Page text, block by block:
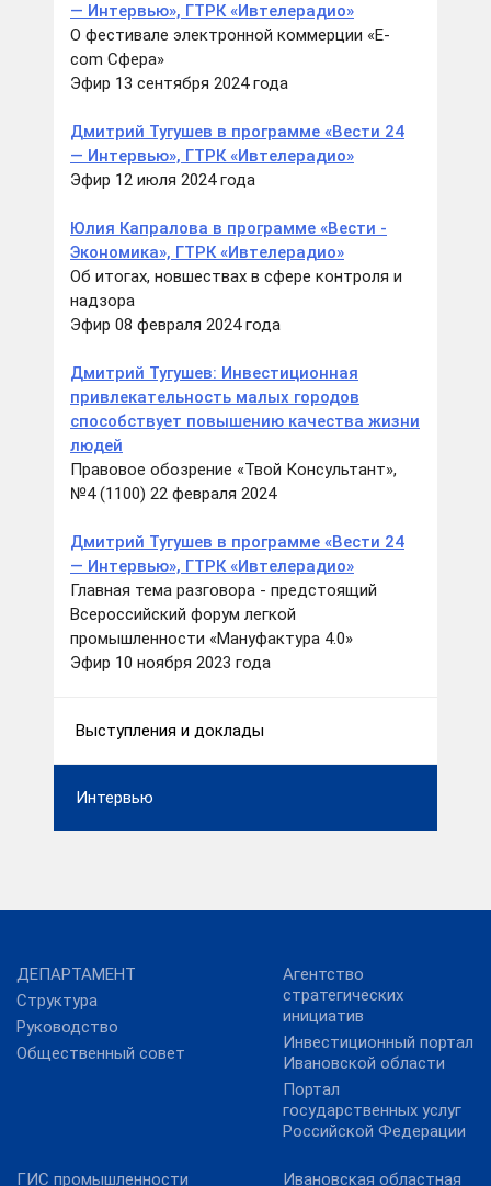
— Интервью», ГТРК «Ивтелерадио»
О фестивале электронной коммерции «E-
com Сфера»
Эфир 13 сентября 2024 года
Дмитрий Тугушев в программе «Вести 24
— Интервью», ГТРК «Ивтелерадио»
Эфир 12 июля 2024 года
Юлия Капралова в программе «Вести -
Экономика», ГТРК «Ивтелерадио»
Об итогах, новшествах в сфере контроля и
надзора
Эфир 08 февраля 2024 года
Дмитрий Тугушев: Инвестиционная
привлекательность малых городов
способствует повышению качества жизни
людей
Правовое обозрение «Твой Консультант»,
№4 (1100) 22 февраля 2024
Дмитрий Тугушев в программе «Вести 24
— Интервью», ГТРК «Ивтелерадио»
Главная тема разговора - предстоящий
Всероссийский форум легкой
промышленности «Мануфактура 4.0»
Эфир 10 ноября 2023 года
Выступления и доклады
Интервью
ДЕПАРТАМЕНТ
Структура
Руководство
Общественный совет
Агентство
стратегических
инициатив
Инвестиционный портал
Ивановской области
Портал
государственных услуг
Российской Федерации
ГИС промышленности Ивановская областная